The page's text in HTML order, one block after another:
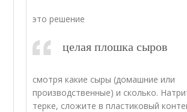
это решение
целая плошка сыров
смотря какие сыры (домашние или
производственные) и сколько.
терке, сложите в пластиковый